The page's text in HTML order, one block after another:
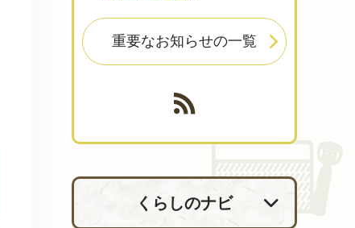
重要なお知らせの一覧
くらしのナビ